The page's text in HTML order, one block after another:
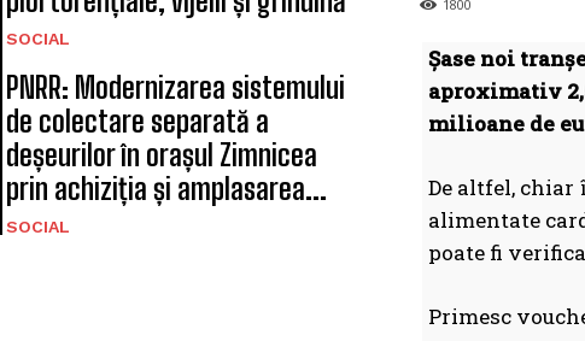
SOCIAL
PNRR: Modernizarea sistemului
de colectare separată a
deșeurilor în orașul Zimnicea
prin achiziția și amplasarea...
SOCIAL
1800
Șase noi
aproximativ
milioane de
De altfel, chiar
alimentate
poate fi
Primesc